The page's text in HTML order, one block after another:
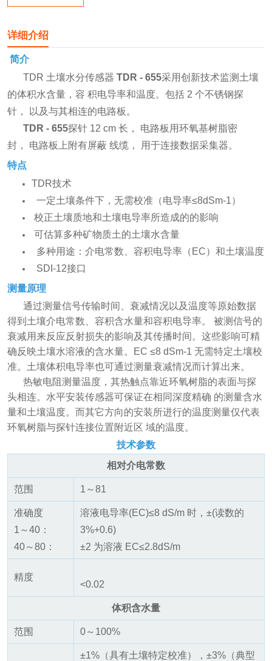
详细介绍
简介
TDR 土壤水分传感器 TDR - 655采用创新技术监测土壤
的体积水含量，容 积电导率和温度。包括 2 个不锈钢探
针， 以及与其相连的电路板。
TDR - 655探针 12 cm 长， 电路板用环氧基树脂密
封， 电路板上附有屏蔽 线缆， ⽤于连接数据采集器。
特点
TDR技术
一定土壤条件下，无需校准（电导率≤8dSm-1）
校正土壤质地和土壤电导率所造成的的影响
可估算多种矿物质土的土壤水含量
多种用途：介电常数、容积电导率（EC）和土壤温度
SDI-12接口
测量原理
通过测量信号传输时间、衰减情况以及温度等原始数据
得到土壤介电常数、容积含水量和容积电导率。 被测信号的
衰减用来反应反射损失的影响及其传播时间。这些影响可精
确反映土壤水溶液的含水量。EC ≤8 dSm-1 无需特定土壤校
准。土壤体积电导率也可通过测量衰减情况而计算出来。
热敏电阻测量温度，其热触点靠近环氧树脂的表面与探
头相连。水平安装传感器可保证在相同深度精确 的测量含水
量和土壤温度。而其它方向的安装所进行的温度测量仅代表
环氧树脂与探针连接位置附近区 域的温度。
技术参数
相对介电常数
范围 1～81
准确度
1～40：
40～80：
溶液电导率(EC)≤8 dS/m 时，±(读数的
3%+0.6)
±2 为溶液 EC≤2.8dS/m
精度
<0.02
体积含水量
范围 0～100%
±1%（具有土壤特定校准），±3%（典型